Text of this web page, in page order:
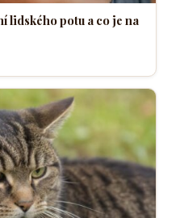
lidského potu a co je na